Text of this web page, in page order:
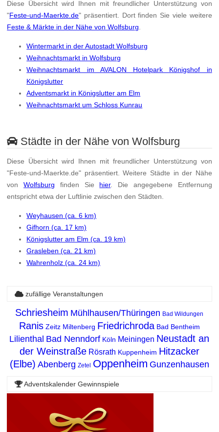
Diese Übersicht wird Ihnen mit freundlicher Unterstützung von
"Feste-und-Maerkte.de" präsentiert. Dort finden Sie viele weitere
Feste & Märkte in der Nähe von Wolfsburg.
Wintermarkt in der Autostadt Wolfsburg
Weihnachtsmarkt in Wolfsburg
Weihnachtsmarkt im AVALON Hotelpark Königshof in
Königslutter
Adventsmarkt in Königslutter am Elm
Weihnachtsmarkt um Schloss Kunrau
Städte in der Nähe von Wolfsburg
Diese Übersicht wird Ihnen mit freundlicher Unterstützung von
"Feste-und-Maerkte.de" präsentiert. Weitere Städte in der Nähe
vonWolfsburg finden Sie hier. Die angegebene Entfernung
entspricht etwa der Luftlinie zwischen den Städten.
Weyhausen (ca. 6 km)
Gifhorn (ca. 17 km)
Königslutter am Elm (ca. 19 km)
Grasleben (ca. 21 km)
Wahrenholz (ca. 24 km)
zufällige Veranstaltungen
Schriesheim Mühlhausen/Thüringen Bad Wildungen
Ranis Zeitz Miltenberg Friedrichroda Bad Bentheim
Lilienthal Bad Nenndorf Köln Meiningen Neustadt an
der Weinstraße Rösrath Kuppenheim Hitzacker
(Elbe) Abenberg Zetel Oppenheim Gunzenhausen
Adventskalender Gewinnspiele